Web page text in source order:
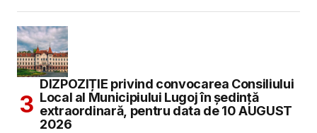
DIZPOZIȚIE privind convocarea Consiliului
Local al Municipiului Lugoj în şedinţă
extraordinară, pentru data de 10 AUGUST
2026